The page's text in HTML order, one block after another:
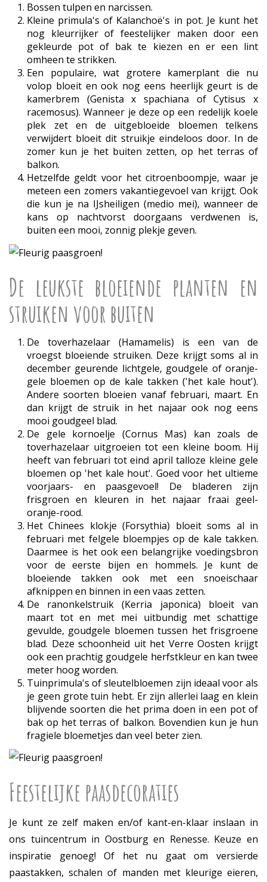
Bossen tulpen en narcissen.
Kleine primula's of Kalanchoë's in pot. Je kunt het
nog kleurrijker of feestelijker maken door een
gekleurde pot of bak te kiezen en er een lint
omheen te strikken.
Een populaire, wat grotere kamerplant die nu
volop bloeit en ook nog eens heerlijk geurt is de
kamerbrem (Genista x spachiana of Cytisus x
racemosus). Wanneer je deze op een redelijk koele
plek zet en de uitgebloeide bloemen telkens
verwijdert bloeit dit struikje eindeloos door. In de
zomer kun je het buiten zetten, op het terras of
balkon.
Hetzelfde geldt voor het citroenboompje, waar je
meteen een zomers vakantiegevoel van krijgt. Ook
die kun je na IJsheiligen (medio mei), wanneer de
kans op nachtvorst doorgaans verdwenen is,
buiten een mooi, zonnig plekje geven.
De leukste bloeiende planten en
struiken voor buiten
De toverhazelaar (Hamamelis) is een van de
vroegst bloeiende struiken. Deze krijgt soms al in
december geurende lichtgele, goudgele of oranje-
gele bloemen op de kale takken ('het kale hout').
Andere soorten bloeien vanaf februari, maart. En
dan krijgt de struik in het najaar ook nog eens
mooi goudgeel blad.
De gele kornoelje (Cornus Mas) kan zoals de
toverhazelaar uitgroeien tot een kleine boom. Hij
heeft van februari tot eind april talloze kleine gele
bloemen op 'het kale hout'. Goed voor het ultieme
voorjaars- en paasgevoel! De bladeren zijn
frisgroen en kleuren in het najaar fraai geel-
oranje-rood.
Het Chinees klokje (Forsythia) bloeit soms al in
februari met felgele bloempjes op de kale takken.
Daarmee is het ook een belangrijke voedingsbron
voor de eerste bijen en hommels. Je kunt de
bloeiende takken ook met een snoeischaar
afknippen en binnen in een vaas zetten.
De ranonkelstruik (Kerria japonica) bloeit van
maart tot en met mei uitbundig met schattige
gevulde, goudgele bloemen tussen het frisgroene
blad. Deze schoonheid uit het Verre Oosten krijgt
ook een prachtig goudgele herfstkleur en kan twee
meter hoog worden.
Tuinprimula's of sleutelbloemen zijn ideaal voor als
je geen grote tuin hebt. Er zijn allerlei laag en klein
blijvende soorten die het prima doen in een pot of
bak op het terras of balkon. Bovendien kun je hun
fragiele bloemetjes dan veel beter zien.
Feestelijke paasdecoraties
Je kunt ze zelf maken en/of kant-en-klaar inslaan in
ons tuincentrum in Oostburg en Renesse. Keuze en
inspiratie genoeg! Of het nu gaat om versierde
paastakken, schalen of manden met kleurige eieren,